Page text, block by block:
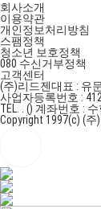
회사소개
이용약관
개인정보처리방침
스팸정책
청소년 보호정책
080 수신거부정책
고객센터
(주)리드젠대표 : 유
사업자등록번호 :
TEL. . () 계좌번호 : 수
Copyright 1997(c) (주